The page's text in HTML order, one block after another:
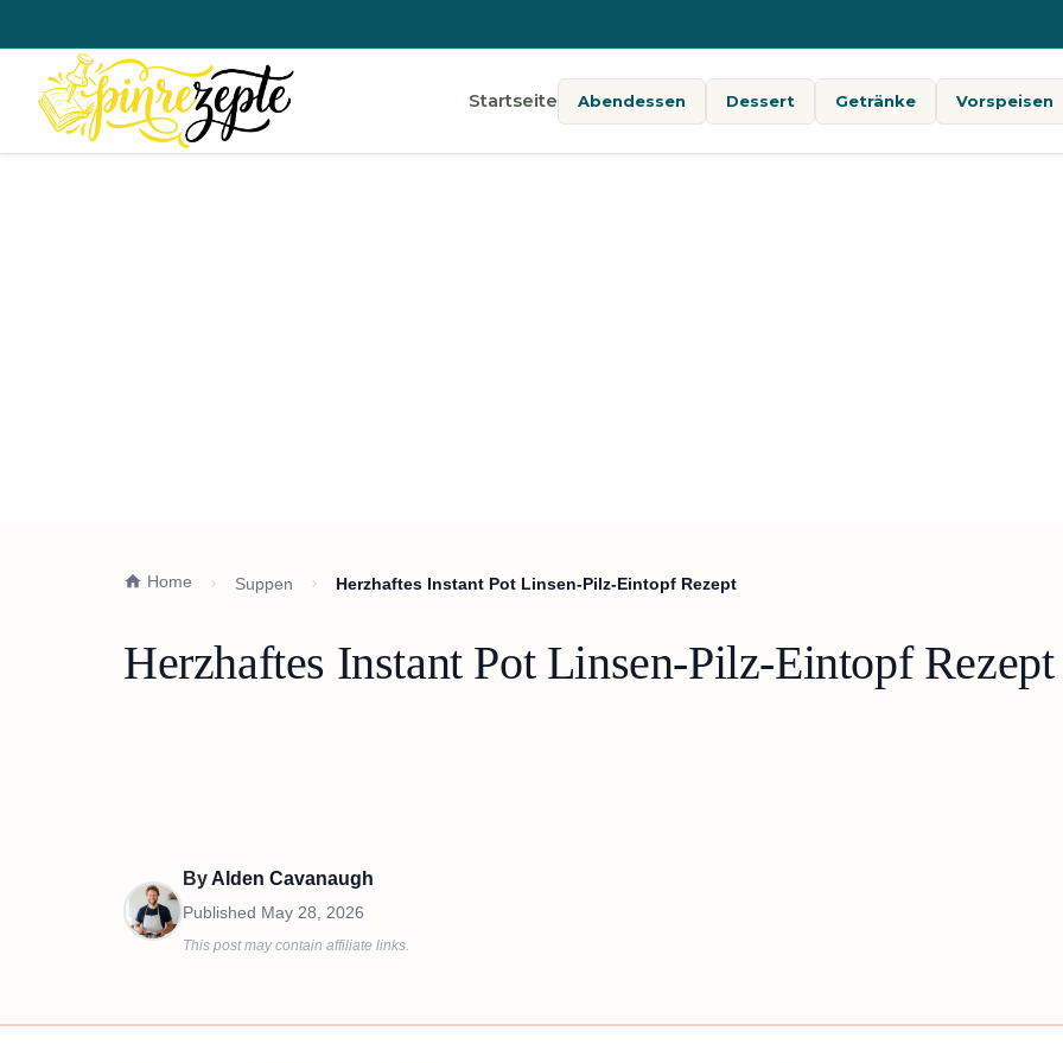
Startseite Abendessen Dessert Getränke Vorspeisen
Home Suppen Herzhaftes Instant Pot Linsen-Pilz-Eintopf Rezept
Herzhaftes Instant Pot Linsen-Pilz-Eintopf Rezept
ByAlden Cavanaugh
Published May 28, 2026
This post may contain affiliate links.